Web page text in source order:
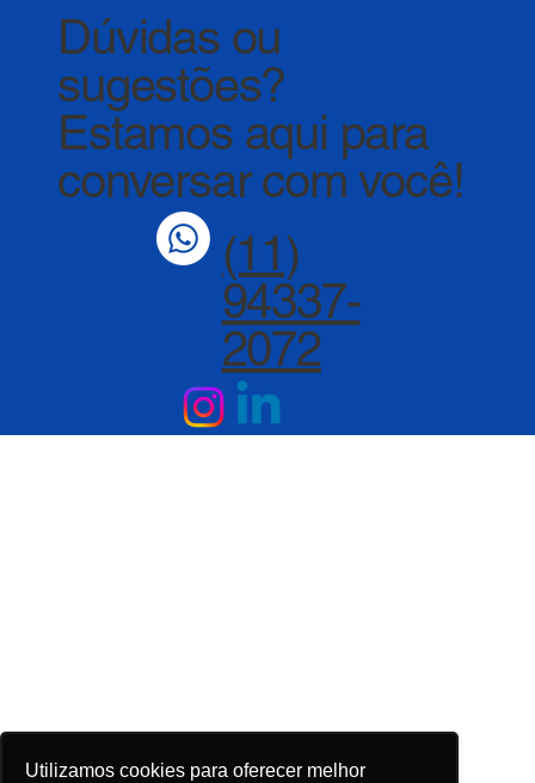
Utilizamos cookies para oferecer melhor
Dúvidas ou
sugestões?
Estamos aqui para
conversar com você!
(11)
94337-
2072